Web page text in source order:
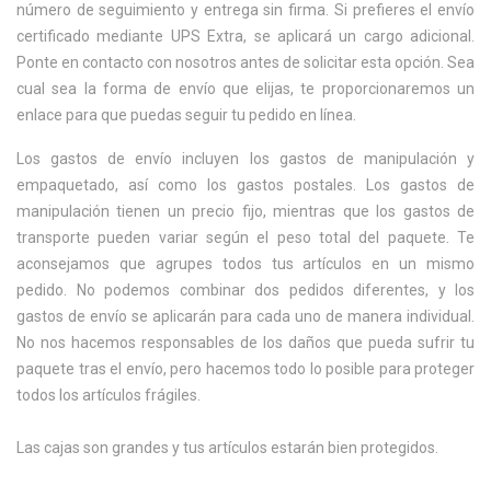
número de seguimiento y entrega sin firma. Si prefieres el envío
certificado mediante UPS Extra, se aplicará un cargo adicional.
Ponte en contacto con nosotros antes de solicitar esta opción. Sea
cual sea la forma de envío que elijas, te proporcionaremos un
enlace para que puedas seguir tu pedido en línea.
Los gastos de envío incluyen los gastos de manipulación y
empaquetado, así como los gastos postales. Los gastos de
manipulación tienen un precio fijo, mientras que los gastos de
transporte pueden variar según el peso total del paquete. Te
aconsejamos que agrupes todos tus artículos en un mismo
pedido. No podemos combinar dos pedidos diferentes, y los
gastos de envío se aplicarán para cada uno de manera individual.
No nos hacemos responsables de los daños que pueda sufrir tu
paquete tras el envío, pero hacemos todo lo posible para proteger
todos los artículos frágiles.
Las cajas son grandes y tus artículos estarán bien protegidos.